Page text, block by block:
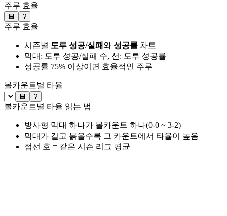
주루 효율
💾 ?
주루 효율
시즌별 도루 성공/실패와 성공률 차트
막대: 도루 성공/실패 수, 선: 도루 성공률
성공률 75% 이상이면 효율적인 주루
볼카운트별 타율
💾 ?
볼카운트별 타율 읽는 법
방사형 막대 하나가 볼카운트 하나(0-0 ~ 3-2)
막대가 길고 붉을수록 그 카운트에서 타율이 높음
점선 호 = 같은 시즌 리그 평균